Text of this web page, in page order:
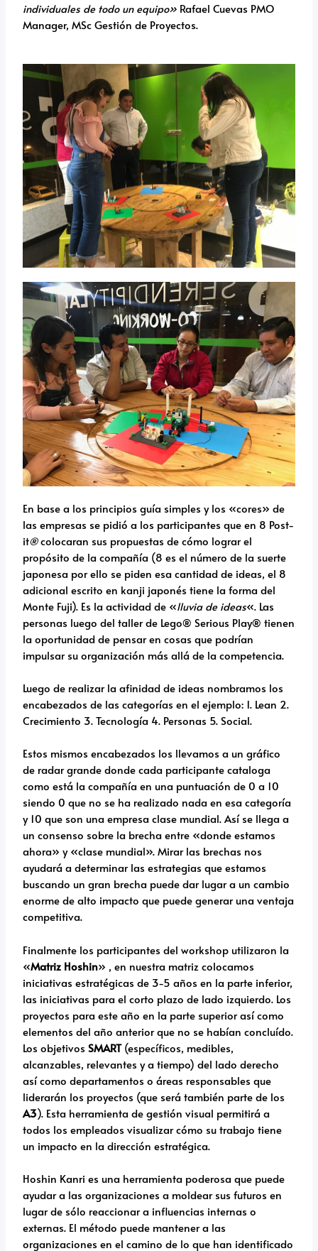
individuales de todo un equipo» Rafael Cuevas PMO
Manager, MSc Gestión de Proyectos.
En base a los principios guía simples y los «cores» de
las empresas se pidió a los participantes que en 8 Post-
it®colocaran sus propuestas de cómo lograr el
propósito de la compañía (8 es el número de la suerte
japonesa por ello se piden esa cantidad de ideas, el 8
adicional escrito en kanji japonés tiene la forma del
Monte Fuji). Es la actividad de «lluvia de ideas«. Las
personas luego del taller de Lego® Serious Play® tienen
la oportunidad de pensar en cosas que podrían
impulsar su organización más allá de la competencia.
Luego de realizar la afinidad de ideas nombramos los
encabezados de las categorías en el ejemplo: 1. Lean 2.
Crecimiento 3. Tecnología 4. Personas 5. Social.
Estos mismos encabezados los llevamos a un gráfico
de radar grande donde cada participante cataloga
como está la compañía en una puntuación de 0 a 10
siendo 0 que no se ha realizado nada en esa categoría
y 10 que son una empresa clase mundial. Así se llega a
un consenso sobre la brecha entre «donde estamos
ahora» y «clase mundial». Mirar las brechas nos
ayudará a determinar las estrategias que estamos
buscando un gran brecha puede dar lugar a un cambio
enorme de alto impacto que puede generar una ventaja
competitiva.
Finalmente los participantes del workshop utilizaron la
«Matriz Hoshin» , en nuestra matriz colocamos
iniciativas estratégicas de 3-5 años en la parte inferior,
las iniciativas para el corto plazo de lado izquierdo. Los
proyectos para este año en la parte superior así como
elementos del año anterior que no se habían concluído.
Los objetivosSMART(específicos, medibles,
alcanzables, relevantes y a tiempo) del lado derecho
así como departamentos o áreas responsables que
liderarán los proyectos (que será también parte de los
A3). Esta herramienta de gestión visual permitirá a
todos los empleados visualizar cómo su trabajo tiene
un impacto en la dirección estratégica.
Hoshin Kanri es una herramienta poderosa que puede
ayudar a las organizaciones a moldear sus futuros en
lugar de sólo reaccionar a influencias internas o
externas. El método puede mantener a las
organizaciones en el camino de lo que han identificado